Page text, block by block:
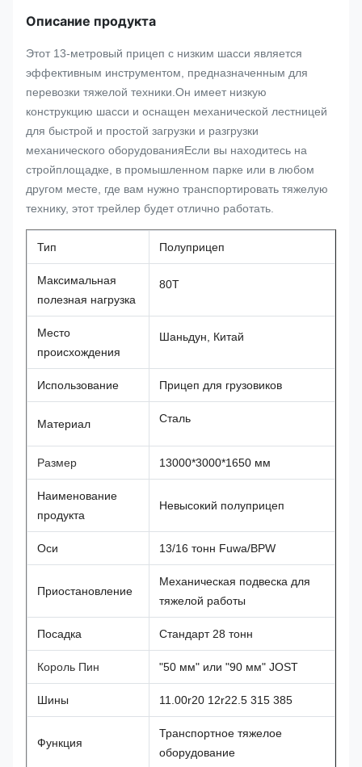
Описание продукта
Этот 13-метровый прицеп с низким шасси является
эффективным инструментом, предназначенным для
перевозки тяжелой техники.Он имеет низкую
конструкцию шасси и оснащен механической лестницей
для быстрой и простой загрузки и разгрузки
механического оборудованияЕсли вы находитесь на
стройплощадке, в промышленном парке или в любом
другом месте, где вам нужно транспортировать тяжелую
технику, этот трейлер будет отлично работать.
Тип Полуприцеп
Максимальная
полезная нагрузка
80T
Место
происхождения
Шаньдун, Китай
Использование Прицеп для грузовиков
Материал Сталь
Размер 13000*3000*1650 мм
Наименование
продукта
Невысокий полуприцеп
Оси 13/16 тонн Fuwa/BPW
Приостановление
Механическая подвеска для
тяжелой работы
Посадка Стандарт 28 тонн
Король Пин "50 мм" или "90 мм" JOST
Шины 11.00r20 12r22.5 315 385
Функция
Транспортное тяжелое
оборудование